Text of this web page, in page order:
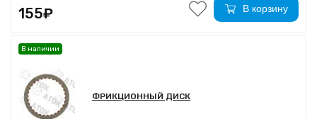
155₽ В корзину
ФРИКЦИОННЫЙ ДИСК
В наличии